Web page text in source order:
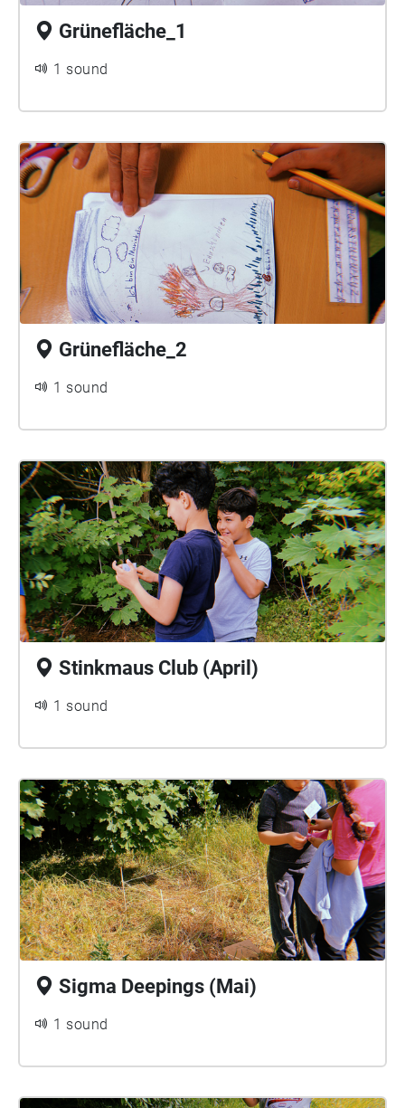
Grünefläche_1
1 sound
Grünefläche_2
1 sound
Stinkmaus Club (April)
1 sound
Sigma Deepings (Mai)
1 sound